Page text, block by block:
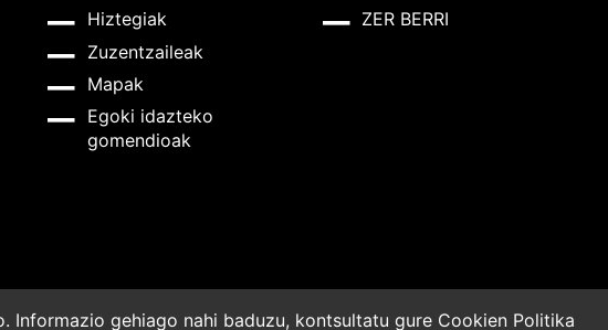
Hiztegiak
Zuzentzaileak
Mapak
Egoki idazteko
gomendioak
ZER BERRI
Informazio gehiago nahi baduzu, kontsultatu gure Cookien Politika